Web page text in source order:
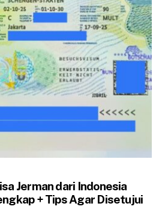
Jerman dari Indonesia
+ Tips Agar Disetujui